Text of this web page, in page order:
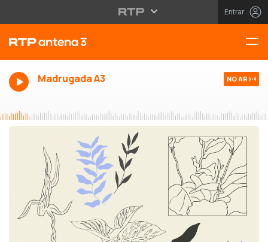
Entrar
Madrugada A3 NO AR